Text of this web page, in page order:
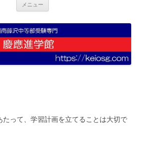
メニュー
って、学習計画を立てることは大切で